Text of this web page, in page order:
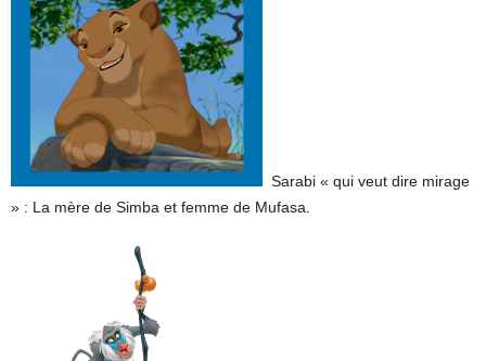
Sarabi « qui veut dire mirage
» : La mère de Simba et femme de Mufasa.